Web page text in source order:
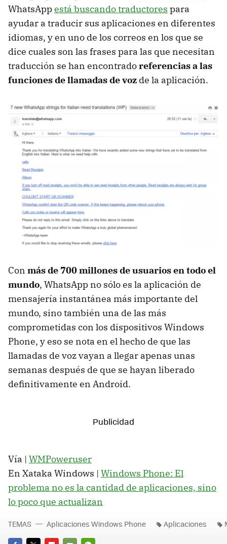
WhatsAppestá buscando traductores para
ayudar a traducir sus aplicaciones en diferentes
idiomas, y en uno de los correos en los que se
dice cuales son las frases para las que necesitan
traducción se han encontradoreferencias a las
funciones de llamadas de voz de la aplicación.
Con más de 700 millones de usuarios en todo el
mundo, WhatsApp no sólo es la aplicación de
mensajería instantánea más importante del
mundo, sino también una de las más
comprometidas con los dispositivos Windows
Phone, y eso se nota en el hecho de que las
llamadas de voz vayan a llegar apenas unas
semanas después de que se hayan liberado
definitivamente en Android.
Vía | WMPoweruser
En Xataka Windows | Windows Phone: El
problema no es la cantidad de aplicaciones, sino
lo poco que actualizan
TEMAS Aplicaciones Windows Phone Aplicaciones